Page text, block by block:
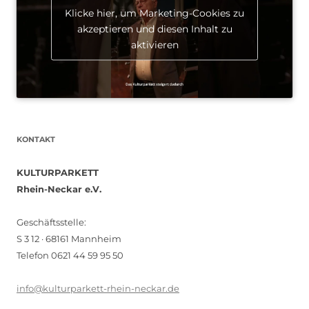
Klicke hier, um Marketing-Cookies zu
akzeptieren und diesen Inhalt zu
aktivieren
KONTAKT
KULTURPARKETT
Rhein-Neckar e.V.
Geschäftsstelle:
S 3 12 · 68161 Mannheim
Telefon 0621 44 59 95 50
info@kulturparkett-rhein-neckar.de